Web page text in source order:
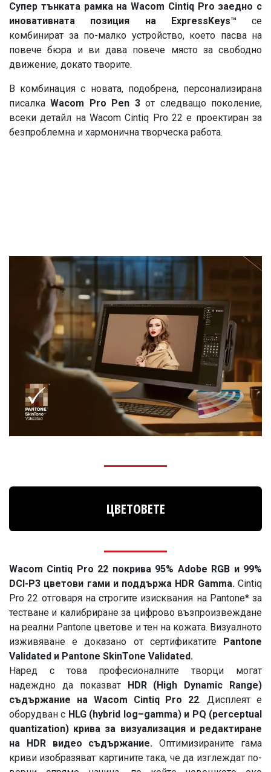
Супер тънката рамка на Wacom Cintiq Pro заедно с
иновативната позиция на ExpressKeys™ се
комбинират за по-малко устройство, което пасва на
повече бюра и ви дава повече място за свободно
движение, докато творите.
В комбинация с новата, подобрена, персонализирана
писалкаWacom Pro Pen 3от следващо поколение,
всеки детайл на Wacom Cintiq Pro 22 е проектиран за
безпроблемна и хармонична творческа работа.​
ЦВЕТОВЕТЕ
Wacom Cintiq Pro 22 покрива 95% Adobe RGB и 99%
DCI-P3 цветови ​гами и поддържа HDR Gamma. Cintiq
Pro 22 отговаря на строгите изисквания на Pantone* за
тестване и калибриране за цифрово възпроизвеждане
на реални Pantone цветове и тен на кожата. Визуалното
изживяване е доказано от сертификатите Pantone
Validated и Pantone SkinTone Validated.
Наред с това професионалните творци могат
надеждно да показват HDR (High Dynamic Range)
съдържание на Wacom Cintiq Pro 22. Дисплеят е
оборудван с HLG (hybrid log–gamma) и PQ (perceptual
quantization) крива за визуализация и редактиране
на HDR видео съдържание. Оптимизираните гама
криви изобразяват картините така, че да изглеждат по-